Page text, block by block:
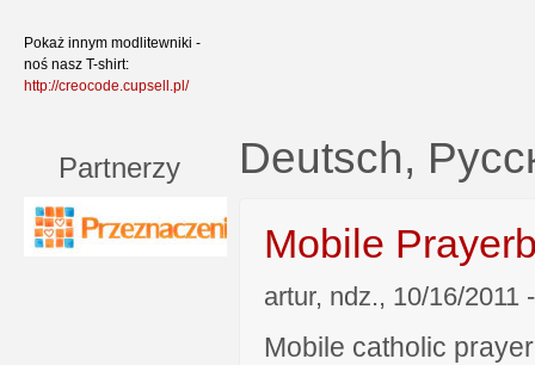
Pokaż innym modlitewniki -
noś nasz T-shirt:
http://creocode.cupsell.pl/
Partnerzy Deutsch,
Mobile
artur, ndz., 10/16/2011
Mobile catholic